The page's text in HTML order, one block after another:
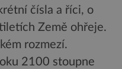
čísla a říci, o
Země ohřeje.
rozmezí.
2100 stoupne